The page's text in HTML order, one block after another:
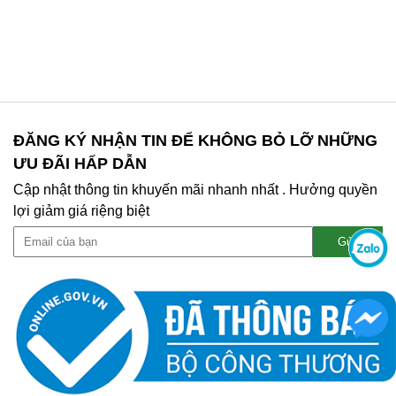
ĐĂNG KÝ NHẬN TIN ĐỂ KHÔNG BỎ LỠ NHỮNG
ƯU ĐÃI HẤP DẪN
Cập nhật thông tin khuyến mãi nhanh nhất . Hưởng quyền
lợi giảm giá riệng biệt